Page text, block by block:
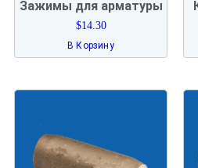
Зажимы для арматуры
$14.30
В Корзину